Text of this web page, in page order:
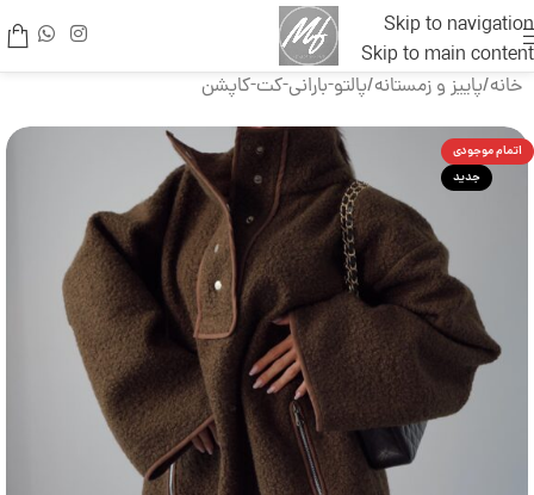
Skip to navigation
Skip to main content
خانه/پاییز و زمستانه/پالتو-بارانی-کت-کاپشن
اتمام موجودی
جدید